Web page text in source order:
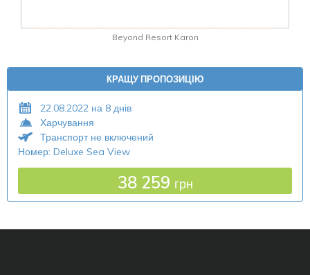
Beyond Resort Karon
КРАЩУ ПРОПОЗИЦІЮ
22.08.2022 на 8 днів
Харчування
Транспорт не включений
Номер: Deluxe Sea View
38 259 грн